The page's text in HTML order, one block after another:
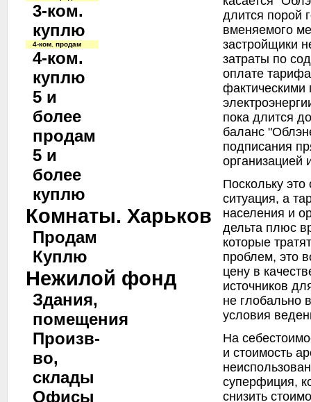
3-ком.
куплю
4-ком. продам
4-ком.
куплю
5 и
более
продам
5 и
более
куплю
Комнаты. Харьков
Продам
Куплю
Нежилой фонд
Здания,
помещения
Произв-
во,
склады
Офисы
длится порой
вменяемого
застройщики
затраты по
оплате
фактическими
пока длится
баланс
подписания
организацией
Поскольку
ситуация, а
населения и
дельта плюс
которые
проблем, это
цену в
источников
не глобально
условия
На
и стоимость
суперфиция,
снизить